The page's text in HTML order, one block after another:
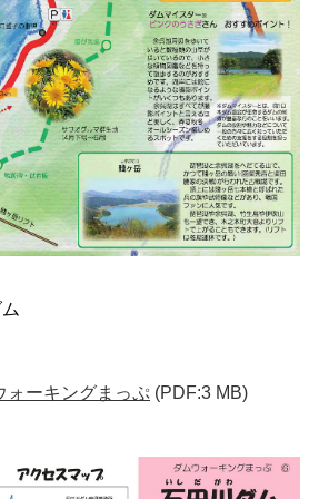
ォーキングまっぷ (PDF:3 MB)